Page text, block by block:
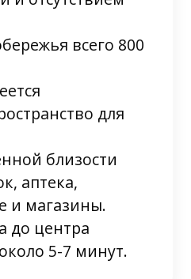
всего 800
для
близости
аптека,
и магазины.
до центра
5-7 минут.